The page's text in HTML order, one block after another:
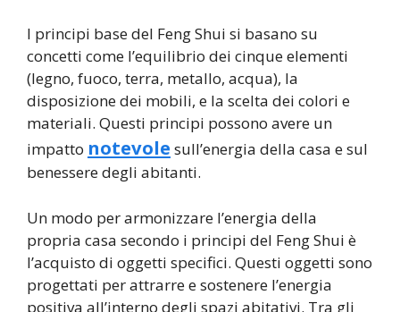
I principi base del Feng Shui si basano su
concetti come l’equilibrio dei cinque elementi
(legno, fuoco, terra, metallo, acqua), la
disposizione dei mobili, e la scelta dei colori e
materiali. Questi principi possono avere un
impatto notevole sull’energia della casa e sul
benessere degli abitanti.
Un modo per armonizzare l’energia della
propria casa secondo i principi del Feng Shui è
l’acquisto di oggetti specifici. Questi oggetti sono
progettati per attrarre e sostenere l’energia
positiva all’interno degli spazi abitativi. Tra gli